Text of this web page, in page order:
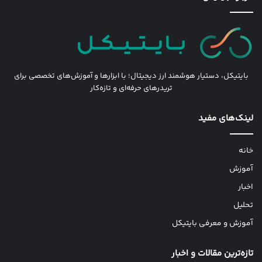
بایتیکل، دستیار هوشمند ارز دیجیتال؛ با ابزارها و آموزش‌های تخصصی برای
تریدرهای حرفه‌ای و تازه‌کار
لینک‌های مفید
خانه
آموزش
اخبار
تحلیل
آموزش و معرفی بایتیکل
تازه‌ترین مقالات و اخبار